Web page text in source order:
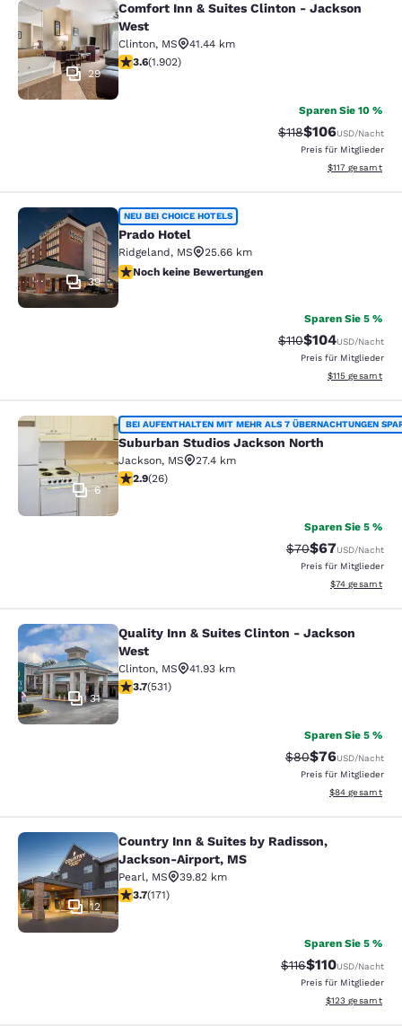
Comfort Inn & Suites Clinton -
29
Comfort Inn & Suites Clinton - Jackson
West
Clinton, MS
41.44 km
3.58-Sterne-Bewertung. Gut. 1902 Bewertungen
3.6(1.902)
Sparen Sie 10 %
Durchgestrichener
$118Vergünstigter
$106USD/Nacht
Preis für Mitglieder
Geschätzte
$117 gesamt
Prado Hotel
39
NEU BEI CHOICE HOTELS
Prado Hotel
Ridgeland, MS
25.66 km
Noch keine Bewertungen
Noch keine Bewertungen
Sparen Sie 5 %
Durchgestrichener
$110Vergünstigter
$104USD/Nacht
Preis für Mitglieder
Geschätzte
$115 gesamt
Suburban Studios Jackson North
6
BEI AUFENTHALTEN MIT MEHR ALS 7 ÜBERNACHTUNGEN
Suburban Studios Jackson North
Jackson, MS
27.4 km
2.85-Sterne-Bewertung. Mittelmäßig. 26 Bewertungen
2.9(26)
Sparen Sie 5 %
$70Vergünstigter
$67USD/Nacht
Preis für Mitglieder
Geschätzte
$74 gesamt
Quality Inn & Suites Clinton -
31
Quality Inn & Suites Clinton - Jackson
West
Clinton, MS
41.93 km
3.72-Sterne-Bewertung. Gut. 531 Bewertungen
3.7(531)
Sparen Sie 5 %
Durchgestrichener
$80Vergünstigter
$76USD/Nacht
Preis für Mitglieder
Geschätzte
$84 gesamt
Country Inn & Suites by Radisson,
12
Country Inn & Suites by Radisson,
Jackson-Airport, MS
Pearl, MS
39.82 km
3.68-Sterne-Bewertung. Gut. 171 Bewertungen
3.7(171)
Sparen Sie 5 %
Durchgestrichener
$116Vergünstigter
$110USD/Nacht
Preis für Mitglieder
Geschätzte
$123 gesamt